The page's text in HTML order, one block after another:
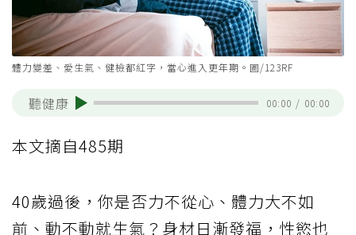
體力變差、愛生氣、健檢都紅字，當心進入更年期。圖/123RF
聽健康 00:00 / 00:00
本文摘自485期
40歲過後，你是否力不從心、體力大不如
前、動不動就生氣？身材日漸發福，性慾也